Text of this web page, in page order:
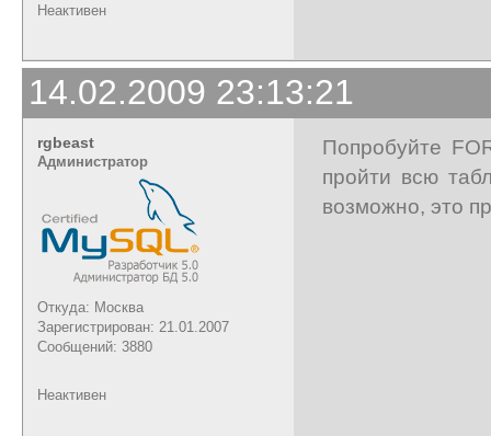
Неактивен
14.02.2009 23:13:21
rgbeast
Администратор
Откуда: Москва
Зарегистрирован: 21.01.2007
Сообщений: 3880
Попробуйте
пройти всю
возможно, это
Неактивен